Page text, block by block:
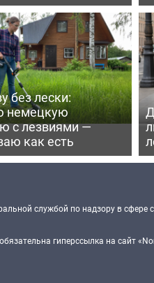
без лески:
немецкую
с лезвиями —
как есть
службой по надзору в сфере
гиперссылка на сайт